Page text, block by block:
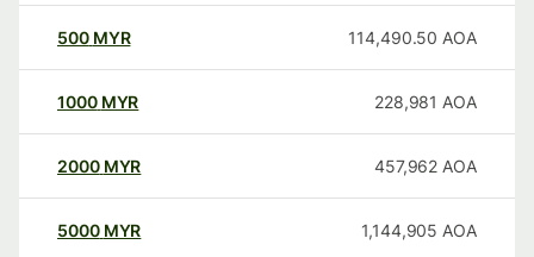
500 MYR 114,490.50 AOA
1000 MYR 228,981 AOA
2000 MYR 457,962 AOA
5000 MYR 1,144,905 AOA